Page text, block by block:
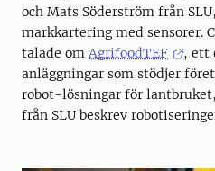
och Mats Söderström från
markkartering med sensorer.
talade om AgrifoodTEF
, ett
anläggningar som stödjer
robot-lösningar för
från SLU beskrev